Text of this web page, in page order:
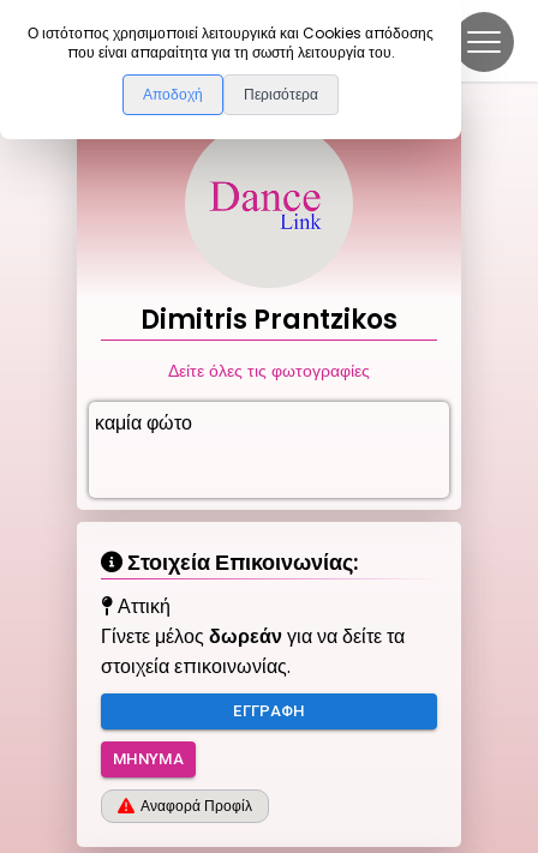
Ο ιστότοπος χρησιμοποιεί λειτουργικά και Cookies απόδοσης
που είναι απαραίτητα για τη σωστή λειτουργία του.
Αποδοχή Περισότερα
DanceLink
Dimitris Prantzikos
Δείτε όλες τις φωτογραφίες
καμία φώτο
Στοιχεία Επικοινωνίας:
Αττική
Γίνετε μέλοςδωρεάνγια να δείτε τα
στοιχεία επικοινωνίας.
ΕΓΓΡΑΦΉ
ΜΉΝΥΜΑ
Αναφορά Προφίλ